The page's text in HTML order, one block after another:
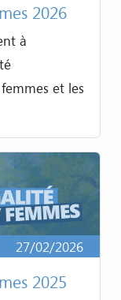
2026
à
et les
27/02/2026
2025